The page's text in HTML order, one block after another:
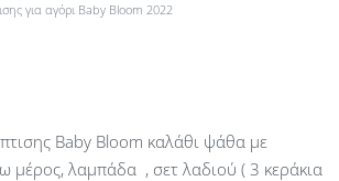
για αγόρι Baby Bloom 2022
Baby Bloom καλάθι ψάθα με
μέρος, λαμπάδα , σετ λαδιού ( 3 κεράκια